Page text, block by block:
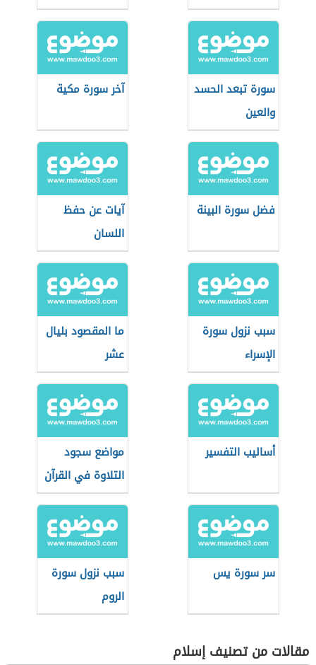
سورة تبعد الحسد
والعين
آخر سورة مكية
فضل سورة البينة
آيات عن حفظ
اللسان
سبب نزول سورة
الإسراء
ما المقصود بليال
عشر
أساليب التفسير
مواضع سجود
التلاوة في القرآن
الكريم
سر سورة يس
سبب نزول سورة
الروم
مقالات من تصنيف إسلام